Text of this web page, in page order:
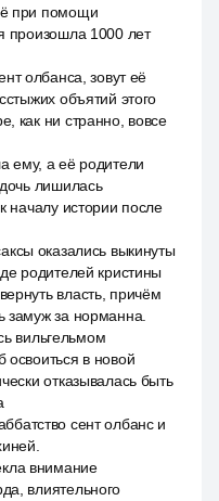
при помощи
произошла 1000 лет
олбанса, зовут её
объятий этого
как ни странно, вовсе
ему, а её родители
лишилась
началу истории после
оказались выкинуты
родителей кристины
власть, причём
замуж за норманна.
вильгельмом
освоиться в новой
отказывалась быть
сент олбанс и
внимание
влиятельного